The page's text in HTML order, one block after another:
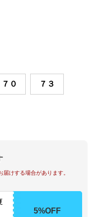
７０ ７３
けする場合があります。
5%OFF